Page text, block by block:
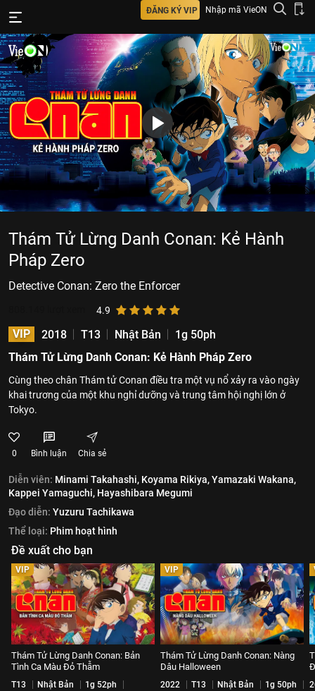
ĐĂNG KÝ VIP Nhập mã VieON
Thám Tử Lừng Danh Conan: Kẻ Hành
Pháp Zero
Detective Conan: Zero the Enforcer
4.9
VIP 2018 T13 Nhật Bản
1g 50ph
Thám Tử Lừng Danh Conan: Kẻ Hành Pháp Zero
Cùng theo chân Thám tử Conan điều tra một vụ nổ xảy ra vào ngày
khai trương của một khu nghỉ dưỡng và trung tâm hội nghị lớn ở
Tokyo.
0 Bình luận Chia sẻ
Diễn viên: Minami Takahashi, Koyama Rikiya,Yamazaki Wakana,
Kappei Yamaguchi, Hayashibara Megumi
Đạo diễn: Yuzuru Tachikawa
Thể loại: Phim hoạt hình
Đề xuất cho bạn
VIP
Thám Tử Lừng Danh Conan: Bản
Tình Ca Màu Đỏ Thẫm
T13 Nhật Bản
1g 52ph
VIP
Thám Tử Lừng Danh Conan: Nàng
Dâu Halloween
2022 T13 Nhật Bản
1g 50ph